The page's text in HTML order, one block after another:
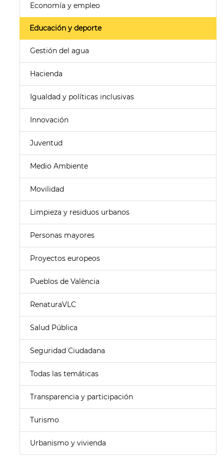
Economía y empleo
Educación y deporte
Gestión del agua
Hacienda
Igualdad y políticas inclusivas
Innovación
Juventud
Medio Ambiente
Movilidad
Limpieza y residuos urbanos
Personas mayores
Proyectos europeos
Pueblos de València
RenaturaVLC
Salud Pública
Seguridad Ciudadana
Todas las temáticas
Transparencia y participación
Turismo
Urbanismo y vivienda